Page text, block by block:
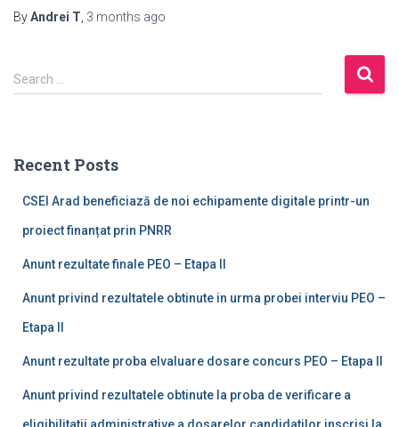
ByAndrei T 3 months ago
Search …
Recent Posts
CSEI Arad beneficiază de noi echipamente digitale printr-un
proiect finanțat prin PNRR
Anunt rezultate finale PEO – Etapa II
Anunt privind rezultatele obtinute in urma probei interviu PEO –
Etapa II
Anunt rezultate proba elvaluare dosare concurs PEO – Etapa II
Anunt privind rezultatele obtinute la proba de verificare a
eligibilitatii administrative a dosarelor candidatilor inscrisi la